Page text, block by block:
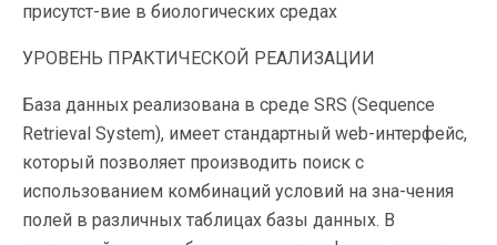
присутст-вие в биологических средах
УРОВЕНЬ ПРАКТИЧЕСКОЙ РЕАЛИЗАЦИИ
База данных реализована в среде SRS (Sequence
Retrieval System), имеет стандартный web-интерфейс,
который позволяет производить поиск с
использованием комбинаций условий на зна-чения
полей в различных таблицах базы данных. В